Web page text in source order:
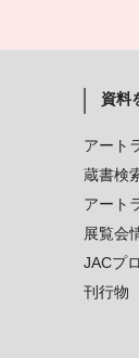
資料
アート
蔵書検
アート
展覧会
JACプ
刊行物